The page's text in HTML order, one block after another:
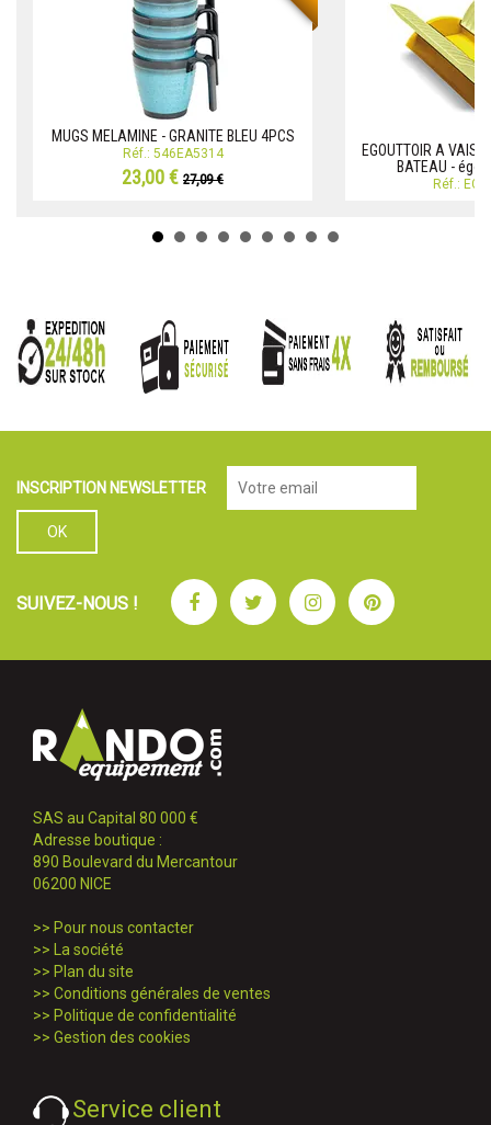
MUGS MELAMINE - GRANITE BLEU 4PCS
Réf.: 546EA5314
23,00 € 27,09 €
EGOUTTOIR A
BATEAU -
Réf.:
INSCRIPTION NEWSLETTER
SUIVEZ-NOUS ! FacebookTwitterInstagramPinterest
SAS au Capital 80 000 €
Adresse boutique :
890 Boulevard du Mercantour
06200 NICE
>> Pour nous contacter
>>
La société
>> Plan du site
>> Conditions générales de ventes
>> Politique de confidentialité
>> Gestion des cookies
Service client